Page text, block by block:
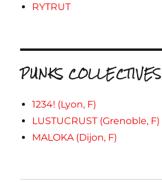
RYTRUT
PUNKS COLLECTIVES
1234! (Lyon, F)
LUSTUCRUST (Grenoble, F)
MALOKA (Dijon, F)